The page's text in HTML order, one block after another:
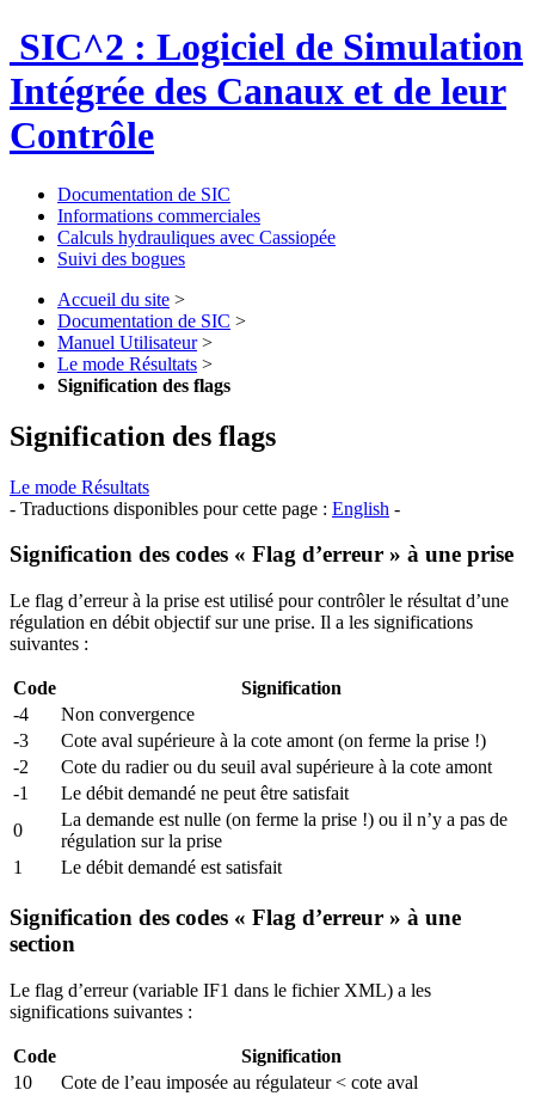
SIC^2 : Logiciel de Simulation
Intégrée des Canaux et de leur
Contrôle
Documentation de SIC
Informations commerciales
Calculs hydrauliques avec Cassiopée
Suivi des bogues
Accueil du site >
Documentation de SIC >
Manuel Utilisateur >
Le mode Résultats >
Signification des flags
Signification des flags
Le mode Résultats
- Traductions disponibles pour cette page : English -
Signification des codes « Flag d’erreur » à une prise
Le flag d’erreur à la prise est utilisé pour contrôler le résultat d’une
régulation en débit objectif sur une prise. Il a les significations
suivantes :
Code
Signification
-4
Non convergence
-3
Cote aval supérieure à la cote amont (on ferme la prise !)
-2
Cote du radier ou du seuil aval supérieure à la cote amont
-1
Le débit demandé ne peut être satisfait
0
La demande est nulle (on ferme la prise !) ou il n’y a pas de
régulation sur la prise
1
Le débit demandé est satisfait
Signification des codes « Flag d’erreur » à une
section
Le flag d’erreur (variable IF1 dans le fichier XML) a les
significations suivantes :
Code
Signification
10
Cote de l’eau imposée au régulateur < cote aval